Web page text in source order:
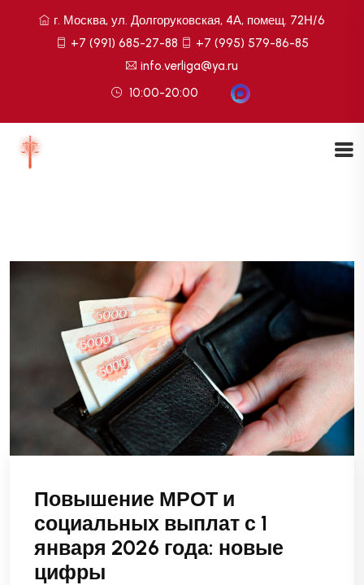
г. Москва, ул. Долгоруковская, 4А, помещ. 72Н/6
+7 (991) 685-27-88
+7 (995) 579-86-85
info.verliga@ya.ru
10:00-20:00
Повышение МРОТ и
социальных выплат с 1
января 2026 года: новые
цифры